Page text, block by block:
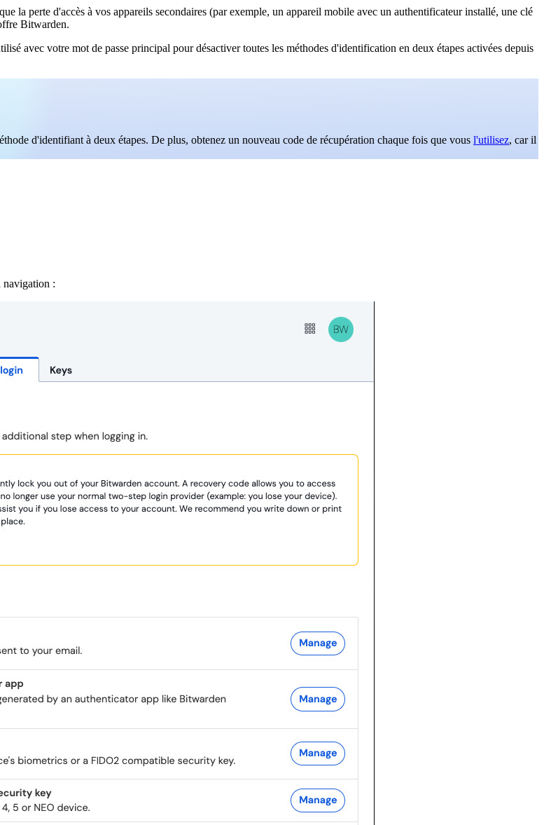
la perte d'accès à vos appareils secondaires (par exemple, un appareil mobile avec un authentificateur installé, une clé
Bitwarden.
avec votre mot de passe principal pour désactiver toutes les méthodes d'identification en deux étapes activées depuis
d'identifiant à deux étapes. De plus, obtenez un nouveau code de récupération chaque fois que vous l'utilisez, car il
navigation :